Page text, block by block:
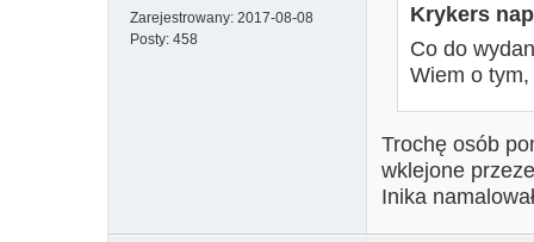
Zarejestrowany: 2017-08-08
Posty: 458
Krykers
Co do
Wiem o tym,
Trochę osób
wklejone
Inika